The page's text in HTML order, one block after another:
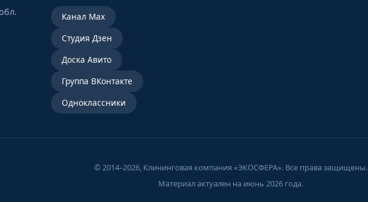
Канал Mах
Студия Дзен
Доска Авито
Группа ВКонтакте
Oдноклассники
© 2014–2026, Клининговая компания «ЭКОСФЕРА». Все права защищены.
Материал актуален на июнь 2026 года.